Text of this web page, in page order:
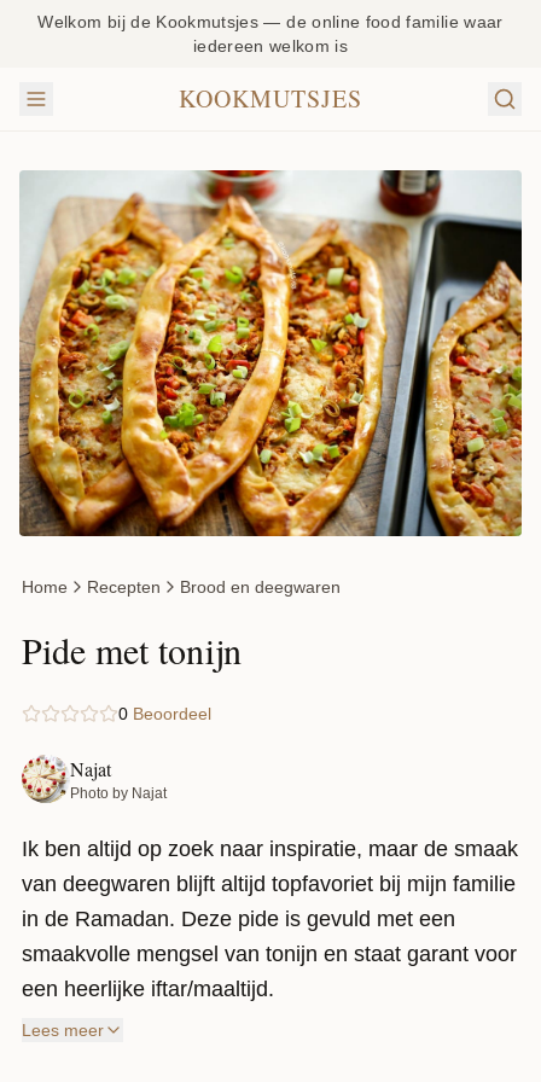
Welkom bij de Kookmutsjes — de online food familie waar
iedereen welkom is
KOOKMUTSJES
Home Recepten Brood en deegwaren
Pide met tonijn
0 Beoordeel
Najat
Photo by Najat
Ik ben altijd op zoek naar inspiratie, maar de smaak
van deegwaren blijft altijd topfavoriet bij mijn familie
in de Ramadan. Deze pide is gevuld met een
smaakvolle mengsel van tonijn en staat garant voor
een heerlijke iftar/maaltijd.
In de Turkse keuken vind je een grote
Lees meer